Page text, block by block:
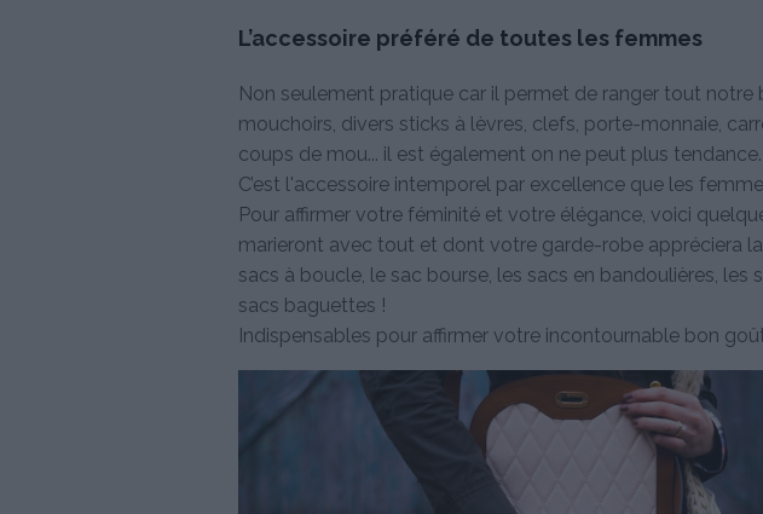
L’accessoire préféré de toutes les femmes
Non seulement pratique car il permet de ranger tout notre
mouchoirs, divers sticks à lèvres, clefs, porte-monnaie,
coups de mou... il est également on ne peut plus tendance.
C’est l'accessoire intemporel par excellence que les
Pour affirmer votre féminité et votre élégance, voici
marieront avec tout et dont votre garde-robe appréciera
sacs à boucle, le sac bourse, les sacs en bandoulières, les
sacs baguettes !
Indispensables pour affirmer votre incontournable bon